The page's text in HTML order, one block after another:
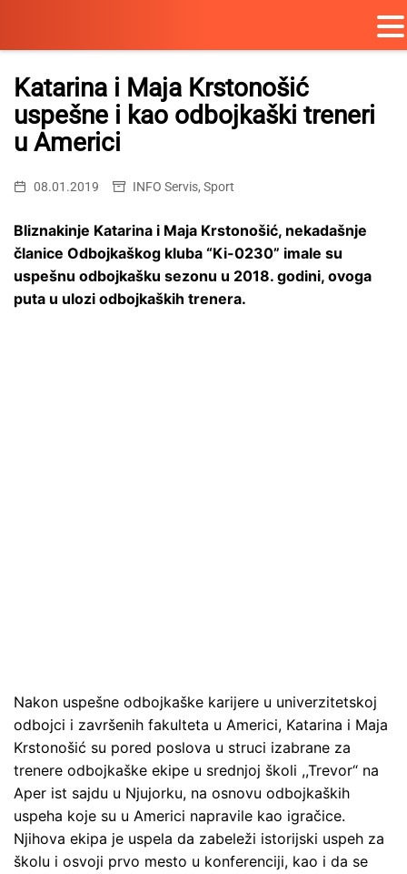
Skip
content
Katarina i Maja Krstonošić
uspešne i kao odbojkaški treneri
u Americi
08.01.2019 INFO Servis, Sport
Bliznakinje Katarina i Maja Krstonošić, nekadašnje
članice Odbojkaškog kluba “Ki-0230” imale su
uspešnu odbojkašku sezonu u 2018. godini, ovoga
puta u ulozi odbojkaških trenera.
Nakon uspešne odbojkaške karijere u univerzitetskoj
odbojci i završenih fakulteta u Americi, Katarina i Maja
Krstonošić su pored poslova u struci izabrane za
trenere odbojkaške ekipe u srednjoj školi ,,Trevor“ na
Aper ist sajdu u Njujorku, na osnovu odbojkaških
uspeha koje su u Americi napravile kao igračice.
Njihova ekipa je uspela da zabeleži istorijski uspeh za
školu i osvoji prvo mesto u konferenciji, kao i da se